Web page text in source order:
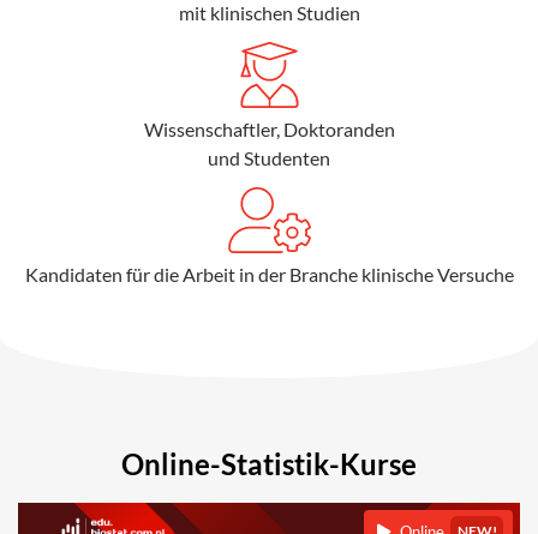
mit klinischen Studien
Wissenschaftler, Doktoranden
und Studenten
Kandidaten für die Arbeit in der Branche klinische Versuche
Online-Statistik-Kurse